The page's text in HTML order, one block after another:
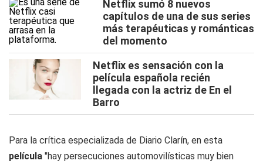
Netflix sumó 8 nuevos
capítulos de una de sus series
más terapéuticas y románticas
del momento
Netflix es sensación con la
película española recién
llegada con la actriz de En el
Barro
Para la crítica especializada de Diario Clarín, en esta
película "hay persecuciones automovilísticas muy bien